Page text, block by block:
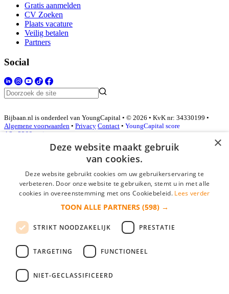
Gratis aanmelden
CV Zoeken
Plaats vacature
Veilig betalen
Partners
Social
Bijbaan.nl is onderdeel van YoungCapital • © 2026 • KvK nr: 34330199 •
Algemene voorwaarden • Privacy Contact • YoungCapital score
4.3 - 3366 reviews
Inloggen als bedrijf
*
login gegevens onthouden
login
Bedrijf aanmelden
×
Deze website maakt gebruik
van cookies.
Deze website gebruikt cookies om uw gebruikerservaring te
verbeteren. Door onze website te gebruiken, stemt u in met alle
cookies in overeenstemming met ons Cookiebeleid. Lees verder
TOON ALLE PARTNERS (598) →
STRIKT NOODZAKELIJK PRESTATIE
TARGETING FUNCTIONEEL
NIET-GECLASSIFICEERD